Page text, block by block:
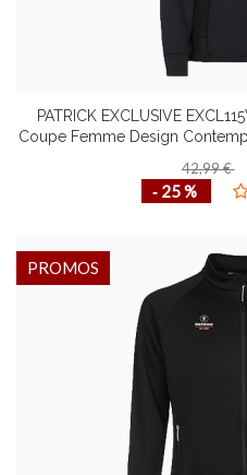
PATRICK EXCLUSIVE
Coupe Femme Design
Confortable Mode
42,99 €
‐ 25 %
PROMOS